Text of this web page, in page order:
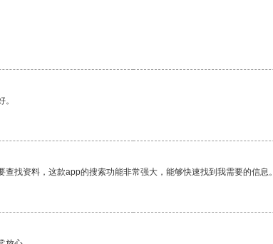
找资料，这款app的搜索功能非常强大，能够快速找到我需要的信息。